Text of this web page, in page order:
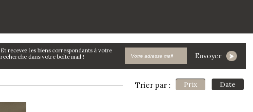
et recevez les biens correspondants à votre
recherche dans votre boîte mail !
Envoyer
Trier par : Prix Date